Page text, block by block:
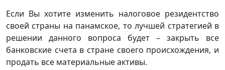
Если Вы хотите изменить налоговое резидентство
своей страны на панамское, то лучшей стратегией в
решении данного вопроса будет – закрыть все
банковские счета в стране своего происхождения, и
продать все материальные активы.